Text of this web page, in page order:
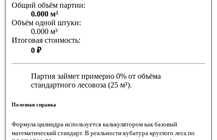
Общий объём партии:
0.000 м³
Объём одной штуки:
0.000 м³
Итоговая стоимость:
0 ₽
Партия займет примерно 0% от объёма
стандартного лесовоза (25 м³).
Полезная справка
Формула цилиндра используется калькулятором как базовый
математический стандарт. В реальности кубатура круглого леса по